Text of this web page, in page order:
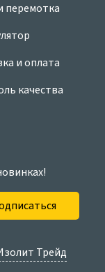
перемотка
и оплата
качества
Трейд